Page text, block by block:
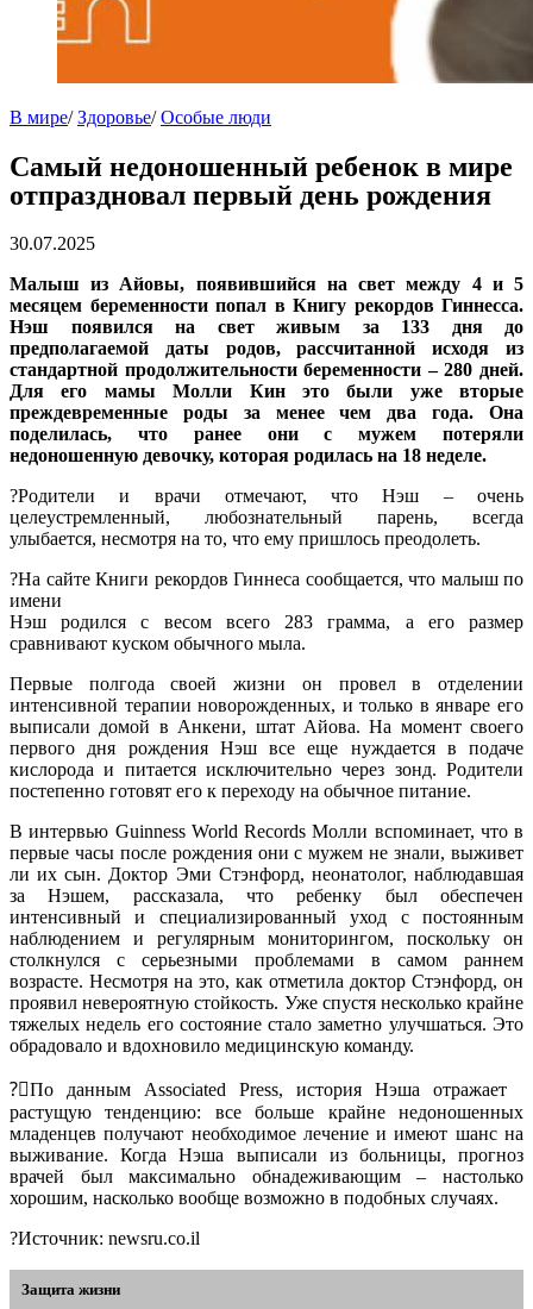
В мире/Здоровье/Особые люди
Самый недоношенный ребенок в мире
отпраздновал первый день рождения
30.07.2025
Малыш из Айовы, появившийся на свет между 4 и 5
месяцем беременности попал в Книгу рекордов Гиннесса.
Нэш появился на свет живым за 133 дня до
предполагаемой даты родов, рассчитанной исходя из
стандартной продолжительности беременности – 280 дней.
Для его мамы Молли Кин это были уже вторые
преждевременные роды за менее чем два года. Она
поделилась, что ранее они с мужем потеряли
недоношенную девочку, которая родилась на 18 неделе.
?Родители и врачи отмечают, что Нэш – очень
целеустремленный, любознательный парень, всегда
улыбается, несмотря на то, что ему пришлось преодолеть.
?На сайте Книги рекордов Гиннеса сообщается, что малыш по
имени
Нэш родился с весом всего 283 грамма, а его размер
сравнивают куском обычного мыла.
Первые полгода своей жизни он провел в отделении
интенсивной терапии новорожденных, и только в январе его
выписали домой в Анкени, штат Айова. На момент своего
первого дня рождения Нэш все еще нуждается в подаче
кислорода и питается исключительно через зонд. Родители
постепенно готовят его к переходу на обычное питание.
В интервью Guinness World Records Молли вспоминает, что в
первые часы после рождения они с мужем не знали, выживет
ли их сын. Доктор Эми Стэнфорд, неонатолог, наблюдавшая
за Нэшем, рассказала, что ребенку был обеспечен
интенсивный и специализированный уход с постоянным
наблюдением и регулярным мониторингом, поскольку он
столкнулся с серьезными проблемами в самом раннем
возрасте. Несмотря на это, как отметила доктор Стэнфорд, он
проявил невероятную стойкость. Уже спустя несколько крайне
тяжелых недель его состояние стало заметно улучшаться. Это
обрадовало и вдохновило медицинскую команду.
?‍⚕По данным Associated Press, история Нэша отражает
растущую тенденцию: все больше крайне недоношенных
младенцев получают необходимое лечение и имеют шанс на
выживание. Когда Нэша выписали из больницы, прогноз
врачей был максимально обнадеживающим – настолько
хорошим, насколько вообще возможно в подобных случаях.
?Источник: newsru.co.il
Защита жизни